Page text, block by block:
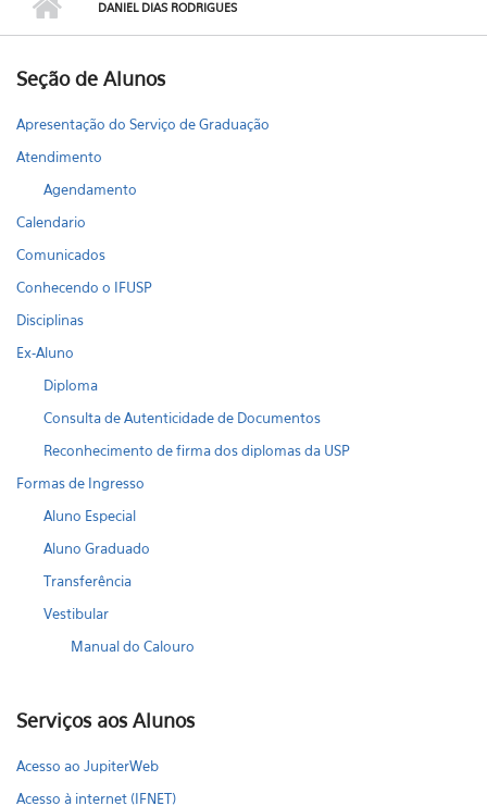
DANIEL DIAS RODRIGUES
Seção de Alunos
Apresentação do Serviço de Graduação
Atendimento
Agendamento
Calendario
Comunicados
Conhecendo o IFUSP
Disciplinas
Ex-Aluno
Diploma
Consulta de Autenticidade de Documentos
Reconhecimento de firma dos diplomas da USP
Formas de Ingresso
Aluno Especial
Aluno Graduado
Transferência
Vestibular
Manual do Calouro
Serviços aos Alunos
Acesso ao JupiterWeb
Acesso à internet (IFNET)